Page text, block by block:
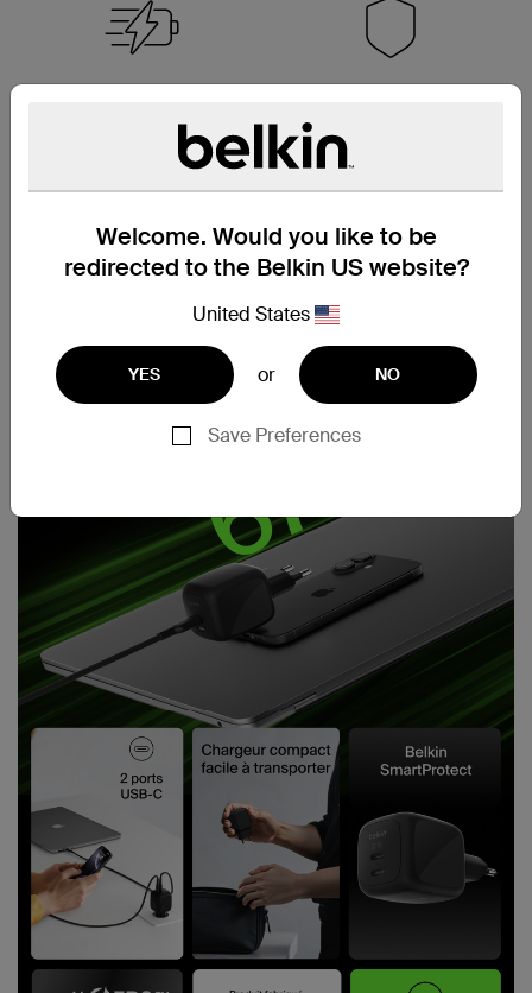
Welcome. Would you like to be
redirected to the Belkin US website?
United States
YES or NO
Save Preferences
Compatibilité universelle USB-C